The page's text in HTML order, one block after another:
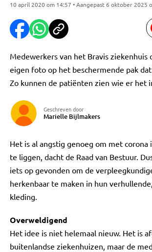
10 april 2020 om 14:57 • Aangepast 6 oktober 2025
Medewerkers van het Bravis ziekenhuis
eigen foto op het beschermende pak
Zo kunnen de patiënten zien wie er het
Geschreven door
Marielle Bijlmakers
Het is al angstig genoeg om met corona
te liggen, dacht de Raad van Bestuur.
iets op gevonden om de
herkenbaar te maken in hun
kleding.
Overweldigend
Het idee is niet helemaal nieuw. Het is
buitenlandse ziekenhuizen, maar de